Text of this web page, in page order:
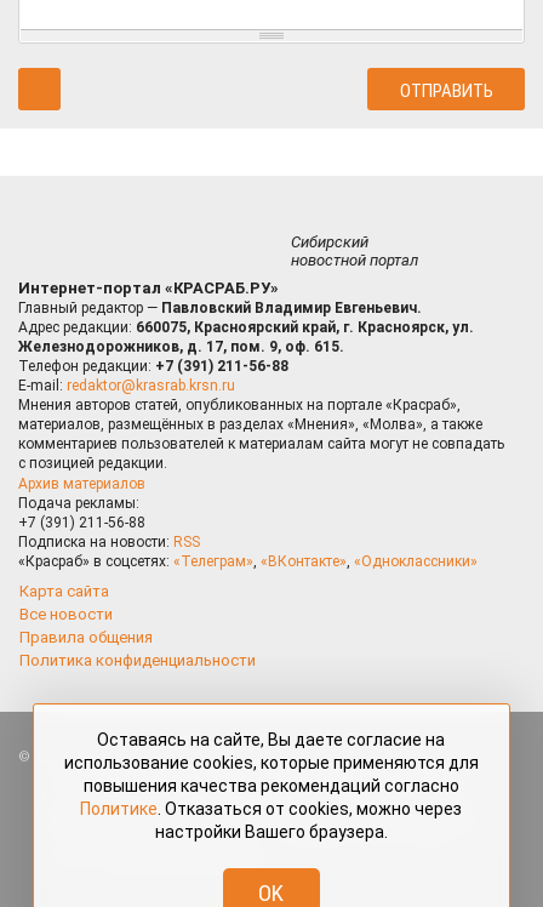
Сибирский
новостной портал
Интернет-портал «КРАСРАБ.РУ»
Главный редактор — Павловский Владимир Евгеньевич.
Адрес редакции: 660075, Красноярский край, г. Красноярск, ул.
Железнодорожников, д. 17, пом. 9, оф. 615.
Телефон редакции: +7 (391) 211-56-88
E-mail: redaktor@krasrab.krsn.ru
Мнения авторов статей, опубликованных на портале «Красраб»,
материалов, размещённых в разделах «Мнения», «Молва», а также
комментариев пользователей к материалам сайта могут не совпадать
с позицией редакции.
Архив материалов
Подача рекламы:
+7 (391) 211-56-88
Подписка на новости: RSS
«Красраб» в соцсетях: «Телеграм», «ВКонтакте», «Одноклассники»
Карта сайта
Все новости
Правила общения
Политика конфиденциальности
Все права защищены. Любые материалы, размещённые на портале
«Красраб.ру» сотрудниками редакции, нештатными авторами
и читателями, являются объектами авторского права. Полное или
частичное использование материалов, размещённых на портале
«Красраб.ру», допускается только с письменного согласия редакции
redaktor@krasrab.krsn.ru.
Оставаясь на сайте, Вы даете согласие на
использование cookies, которые применяются для
повышения качества рекомендаций согласно
Политике . Отказаться от cookies, можно через
настройки Вашего браузера.
OK